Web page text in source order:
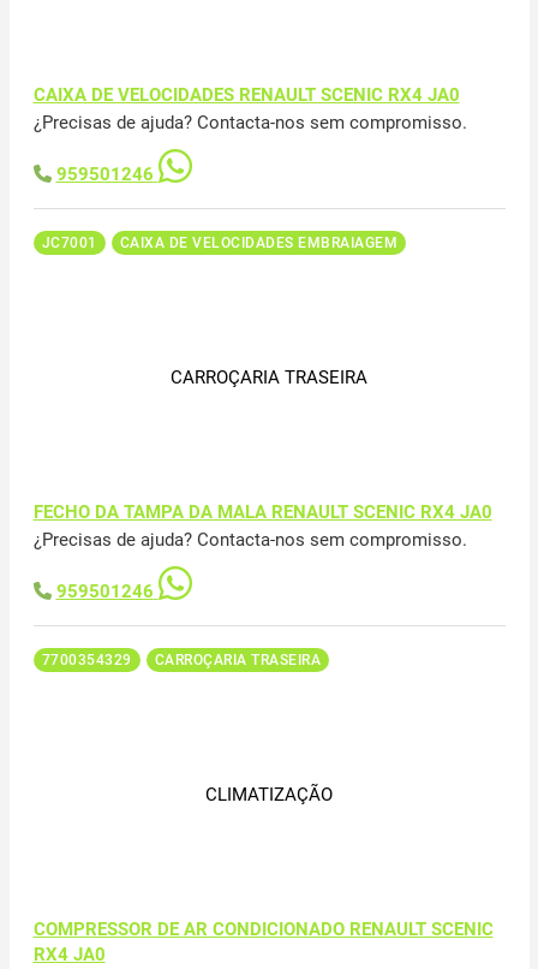
CAIXA DE VELOCIDADES RENAULT SCENIC RX4 JA0
¿Precisas de ajuda? Contacta-nos sem compromisso.
959501246
JC7001 CAIXA DE VELOCIDADES EMBRAIAGEM
CARROÇARIA TRASEIRA
FECHO DA TAMPA DA MALA RENAULT SCENIC RX4 JA0
¿Precisas de ajuda? Contacta-nos sem compromisso.
959501246
7700354329 CARROÇARIA TRASEIRA
CLIMATIZAÇÃO
COMPRESSOR DE AR CONDICIONADO RENAULT SCENIC
RX4 JA0